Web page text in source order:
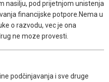
nasilju, pod prijetnjom unistenja
financijske potpore.Nema u
o razvodu, vec je ona
ne moze provesti.
podčinjavanja i sve druge